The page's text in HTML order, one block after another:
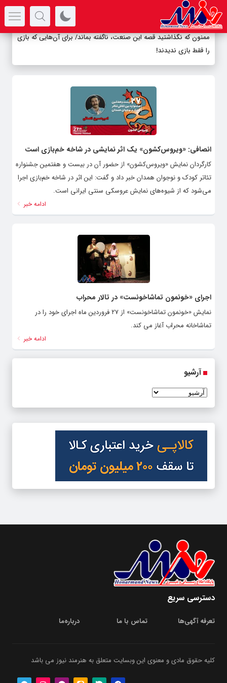
ممنون که نگذاشتید قصه این صنعت، ناگفته بماند/ برای آن‌هایی که بازی
را فقط بازی ندیدند!
انصافی: «ویروس‌کشون» یک اثر نمایشی در شاخه خم‌بازی است
کارگردان نمایش «ویروس‌کشون» از حضور آن در بیست و هفتمین جشنواره
تئاتر کودک و نوجوان همدان خبر داد و گفت: این اثر در شاخه خم‌بازی اجرا
می‌شود که از شیوه‌های نمایش عروسکی سنتی ایرانی است.
ادامه خبر
اجرای «خونمون تماشاخونست» در تالار محراب
نمایش «خونمون تماشاخونست» از ۲۷ فروردین ماه اجرای خود را در
تماشاخانه محراب آغاز می کند.
ادامه خبر
آرشیو
دسترسی سریع
تعرفه آگهی‌ها تماس با ما درباره‌‌ما
کلیه حقوق مادی و معنوی این وبسایت متعلق به هنرمند نیوز می باشد